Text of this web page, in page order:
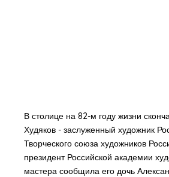
В столице на 82-м году жизни
Худяков - заслуженный художник
Творческого союза художников
президент Российской академии
мастера сообщила его дочь